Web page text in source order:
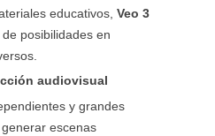
educativos, Veo 3
posibilidades en
audiovisual
y grandes
escenas